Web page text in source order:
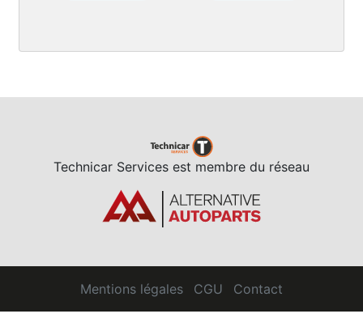
Technicar Services est membre du réseau
Mentions légales CGU Contact